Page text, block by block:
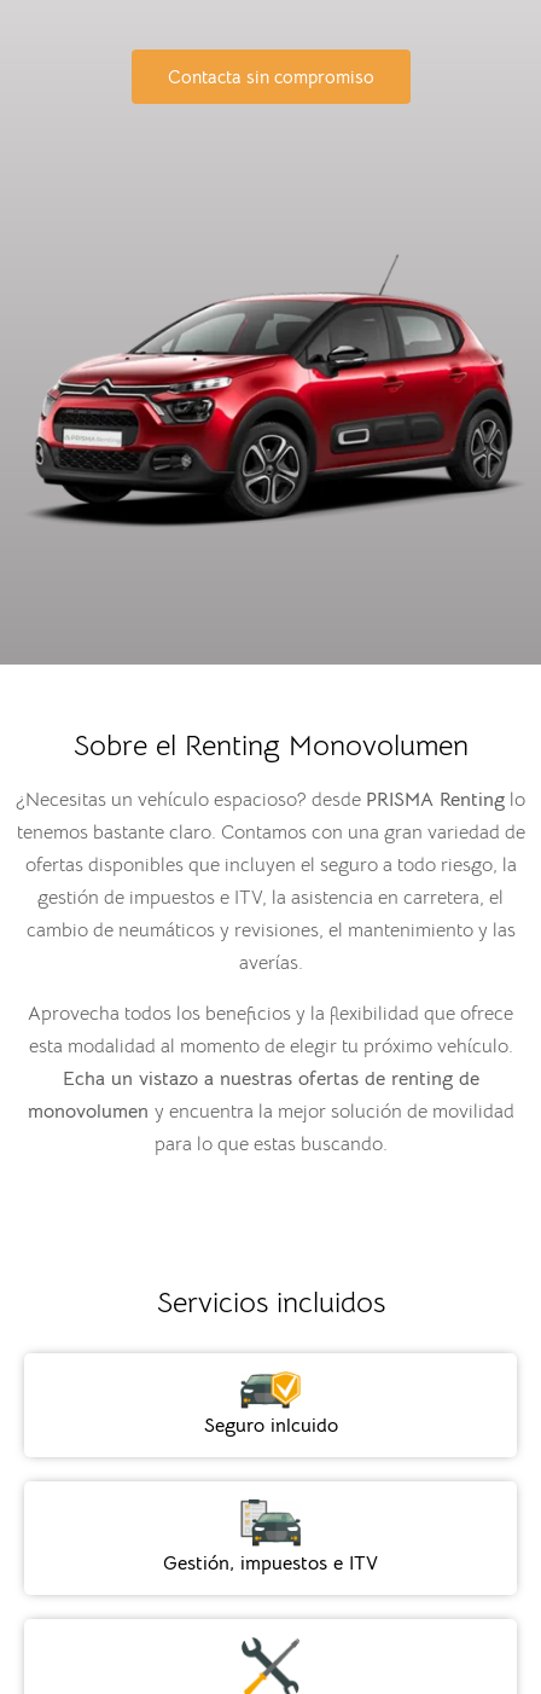
Contacta sin compromiso
Sobre el Renting Monovolumen
¿Necesitas un vehículo espacioso? desde PRISMA Renting lo
tenemos bastante claro. Contamos con una gran variedad de
ofertas disponibles que incluyen el seguro a todo riesgo, la
gestión de impuestos e ITV, la asistencia en carretera, el
cambio de neumáticos y revisiones, el mantenimiento y las
averías.
Aprovecha todos los beneficios y la flexibilidad que ofrece
esta modalidad al momento de elegir tu próximo vehículo.
Echa un vistazo a nuestras ofertas de renting de
monovolumen y encuentra la mejor solución de movilidad
para lo que estas buscando.
Servicios incluidos
Seguro inlcuido
Gestión, impuestos e ITV